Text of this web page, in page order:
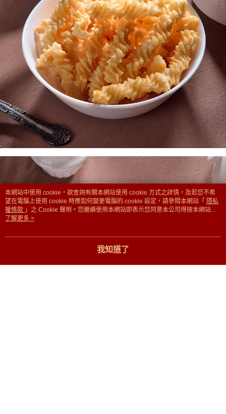
恩沛科技股份有限公司將有權停止該用戶之使用額度並採取法律行動。
國際配送【單包選購】【包郵組加購】 查看運費
新加坡 / 馬來西亞 - Goodmaji好馬吉物流【單包選購】最
多5KG
查看運費
本網站中使用 cookie，欲查詢有關本網站使用 cookie 方式之詳情，及若您不希
望在電腦上使用 cookie 時應如何變更電腦的 cookie 設定，請參閱本網站「 隱私
權條款 」之 Cookie 聲明。您繼續使用本網站即表示您同意本公司得按本網站使
用條款之 Cookie 聲明使用 cookie。
了解更多 >
我知道了